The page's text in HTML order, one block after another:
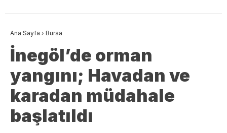
Ana Sayfa › Bursa
İnegöl’de orman
yangını; Havadan ve
karadan müdahale
başlatıldı